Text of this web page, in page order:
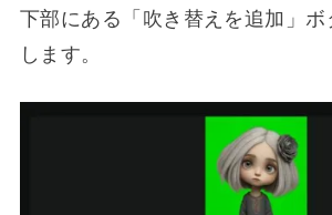
下部にある「吹き替えを追加」ボ
します。